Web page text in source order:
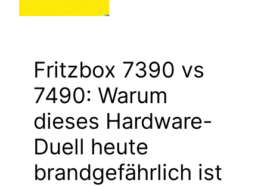
Fritzbox 7390 vs
7490: Warum
dieses Hardware-
Duell heute
brandgefährlich ist